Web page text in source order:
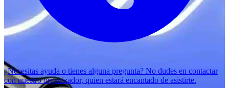
¿Necesitas ayuda o tienes alguna pregunta? No dudes en contactar
con nuestro organizador, quien estará encantado de asistirte.